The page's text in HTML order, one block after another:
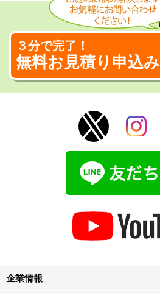
３分で完了！
無料お見積り申込み
企業情報